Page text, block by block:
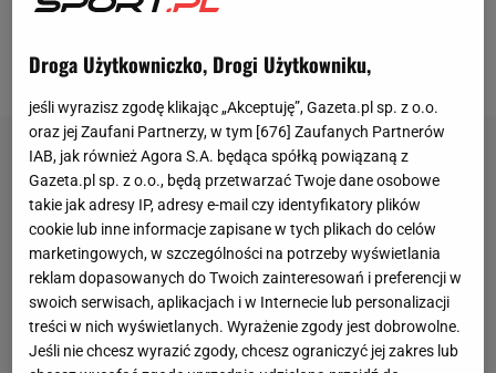
temu biuro prasowe skandynawskiego nadawcy
funkcjonowaniu aż do godziny zero.
Droga Użytkowniczko, Drogi Użytkowniku,
jeśli wyrazisz zgodę klikając „Akceptuję”, Gazeta.pl sp. z o.o.
oraz jej Zaufani Partnerzy, w tym [676] Zaufanych Partnerów
IAB, jak również Agora S.A. będąca spółką powiązaną z
Gazeta.pl sp. z o.o., będą przetwarzać Twoje dane osobowe
takie jak adresy IP, adresy e-mail czy identyfikatory plików
cookie lub inne informacje zapisane w tych plikach do celów
marketingowych, w szczególności na potrzeby wyświetlania
reklam dopasowanych do Twoich zainteresowań i preferencji w
swoich serwisach, aplikacjach i w Internecie lub personalizacji
treści w nich wyświetlanych. Wyrażenie zgody jest dobrowolne.
Jeśli nie chcesz wyrazić zgody, chcesz ograniczyć jej zakres lub